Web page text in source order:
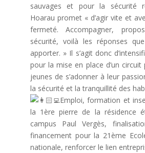
sauvages et pour la sécurité
Hoarau promet « d’agir vite et
fermeté. Accompagner,
sécurité, voilà les réponses
apporter. » Il s’agit donc
pour la mise en place d’un
jeunes de s’adonner à leur
la sécurité et la tranquillité des
Emploi, formation et
la 1ère pierre de la résidence
campus Paul Vergès,
financement pour la 21ème
nationale, renforcer le lien